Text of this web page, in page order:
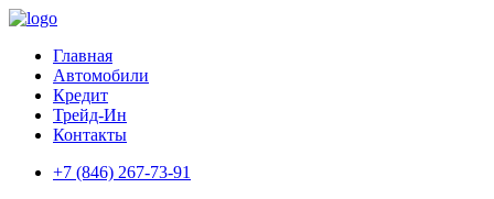
Главная
Автомобили
Кредит
Трейд-Ин
Контакты
+7 (846) 267-73-91